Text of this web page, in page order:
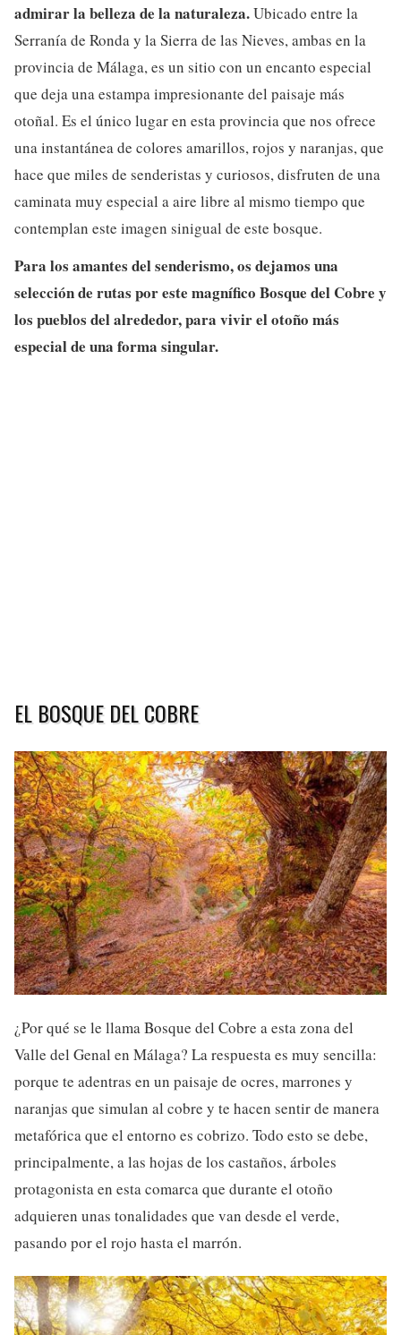
admirar la belleza de la naturaleza.Ubicado entre la
Serranía de Ronda y la Sierra de las Nieves, ambas en la
provincia de Málaga, es un sitio con un encanto especial
que deja una estampa impresionante del paisaje más
otoñal. Es el único lugar en esta provincia que nos ofrece
una instantánea de colores amarillos, rojos y naranjas, que
hace que miles de senderistas y curiosos, disfruten de una
caminata muy especial a aire libre al mismo tiempo que
contemplan este imagen sinigual de este bosque.
Para los amantes del senderismo, os dejamos una
selección de rutas por este magnífico Bosque del Cobre y
los pueblos del alrededor, para vivir el otoño más
especial de una forma singular.
EL BOSQUE DEL COBRE
¿Por qué se le llama Bosque del Cobre a esta zona del
Valle del Genal en Málaga? La respuesta es muy sencilla:
porque te adentras en un paisaje de ocres, marrones y
naranjas que simulan al cobre y te hacen sentir de manera
metafórica que el entorno es cobrizo. Todo esto se debe,
principalmente, a las hojas de los castaños, árboles
protagonista en esta comarca que durante el otoño
adquieren unas tonalidades que van desde el verde,
pasando por el rojo hasta el marrón.